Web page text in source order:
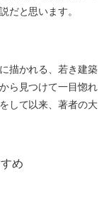
だと思います。
描かれる、若き建築
ら見つけて一目惚れ
して以来、著者の大
め